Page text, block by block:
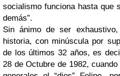
socialismo funciona hasta que
demás”.
Sin ánimo de ser
historia, con minúscula por
de los últimos 32 años, es
28 de Octubre de 1982,